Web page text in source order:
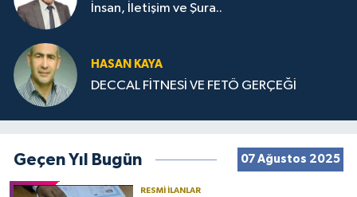
İnsan, İletişim ve Şura..
HASAN KAYA
DECCAL FİTNESİ VE FETÖ GERÇEĞİ
Geçen Yıl Bugün 07 Ağustos 2025
RESMI İLANLAR